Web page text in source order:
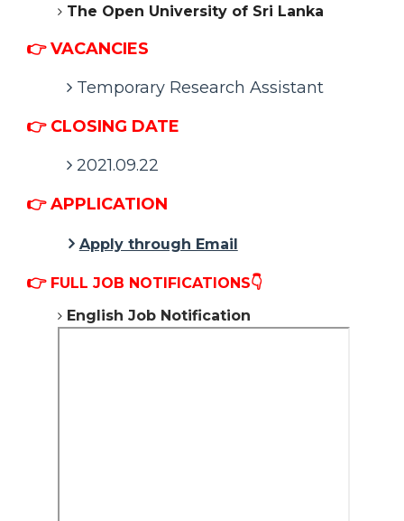
The Open University of Sri Lanka
👉 VACANCIES
Temporary Research Assistant
👉 CLOSING DATE
2021.09.22
👉 APPLICATION
Apply through Email
👉 FULL JOB NOTIFICATIONS👇
English Job Notification